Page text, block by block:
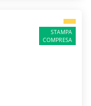
STAMPA
COMPRESA